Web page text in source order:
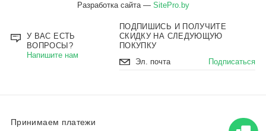
Разработка сайта — SitePro.by